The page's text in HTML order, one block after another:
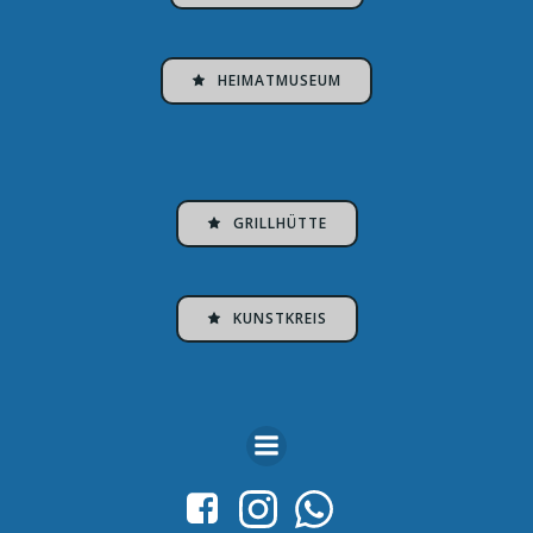
HEIMATMUSEUM
GRILLHÜTTE
KUNSTKREIS